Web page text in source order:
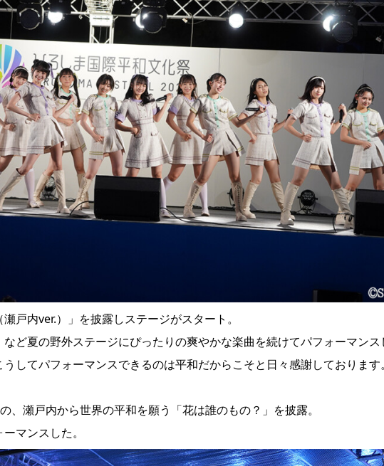
戸内ver.）」を披露しステージがスタート。
など夏の野外ステージにぴったりの爽やかな楽曲を続けてパフォーマンス
してパフォーマンスできるのは平和だからこそと日々感謝しております
、瀬戸内から世界の平和を願う「花は誰のもの？」を披露。
マンスした。